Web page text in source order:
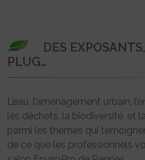
DES
PLUG…
L’eau, l’aménagement urbain,
les déchets, la biodiversité, et
parmi les thèmes qui
de ce que les professionnels